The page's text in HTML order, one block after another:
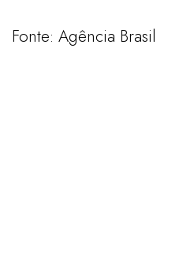
Fonte: Agência Brasil